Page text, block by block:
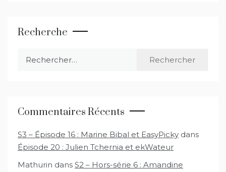
Recherche
Commentaires Récents
S3 – Épisode 16 : Marine Bibal et EasyPicky dans
Épisode 20 : Julien Tchernia et ekWateur
Mathurin dans S2 – Hors-série 6 : Amandine